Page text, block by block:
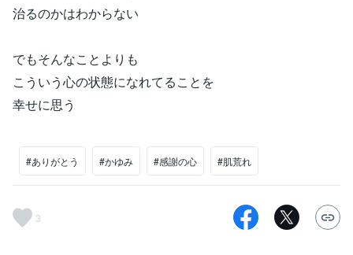
治るのかはわからない
でもそんなことよりも
こういう心の状態になれてることを
幸せに思う
#ありがとう #かゆみ #感謝の心 #肌荒れ
3